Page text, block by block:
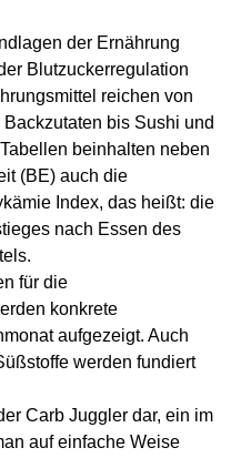
der Ernährung
Blutzuckerregulation
reichen von
bis Sushi und
beinhalten neben
(BE) auch die
Index, das heißt: die
nach Essen des
für die
konkrete
aufgezeigt. Auch
werden fundiert
Carb Juggler dar, ein im
auf einfache Weise